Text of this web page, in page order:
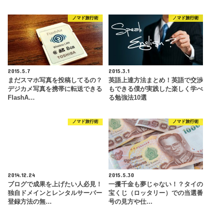
ノマド旅行術
2015.5.7
まだスマホ写真を投稿してるの？
デジカメ写真を携帯に転送できる
FlashA…
ノマド旅行術
2015.3.1
英語上達方法まとめ！英語で交渉
もできる僕が実践した楽しく学べ
る勉強法10選
ノマド旅行術
2014.12.24
ブログで成果を上げたい人必見！
独自ドメインとレンタルサーバー
登録方法の無…
ノマド旅行術
2015.5.30
一攫千金も夢じゃない！？タイの
宝くじ（ロッタリー）での当選番
号の見方や仕…